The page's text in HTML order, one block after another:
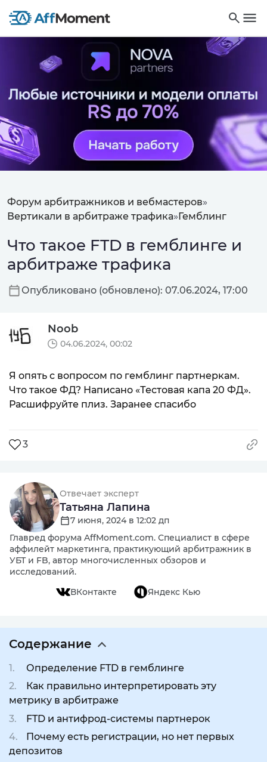
Форум арбитражников и вебмастеров»
Вертикали в арбитраже трафика»Гемблинг
Что такое FTD в гемблинге и
арбитраже трафика
Опубликовано (обновлено): 07.06.2024, 17:00
Noob
04.06.2024, 00:02
Я опять с вопросом по гемблинг партнеркам.
Что такое ФД? Написано «Тестовая капа 20 ФД».
Расшифруйте плиз. Заранее спасибо
3
Отвечает эксперт
Татьяна Лапина
7 июня, 2024 в 12:02 дп
Главред форума AffMoment.com. Специалист в сфере
аффилейт маркетинга, практикующий арбитражник в
УБТ и FB, автор многочисленных обзоров и
исследований.
ВКонтакте
Яндекс Кью
Содержание
Определение FTD в гемблинге
Как правильно интерпретировать эту
метрику в арбитраже
FTD и антифрод-системы партнерок
Почему есть регистрации, но нет первых
депозитов